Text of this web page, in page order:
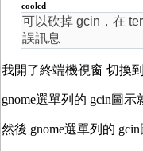
coolcd
可以砍掉 gcin，在
誤訊息
我開了終端機視窗 切換
gnome選單列的 gcin圖
然後 gnome選單列的